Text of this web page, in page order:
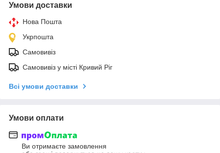
Умови доставки
Нова Пошта
Укрпошта
Самовивіз
Самовивіз у місті Кривий Ріг
Всі умови доставки
Умови оплати
Ви отримаєте замовлення